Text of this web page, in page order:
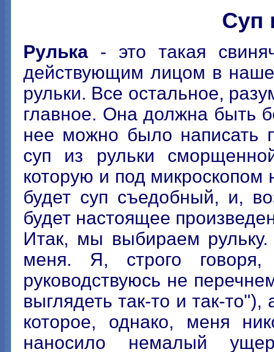
Суп
Рулька - это такая
действующим лицом в
рульки. Все остальное,
главное. Она должна быть
нее можно было написать
суп из рульки
которую и под микроскопом
будет суп съедобный, и,
будет настоящее
Итак, мы выбираем
меня. Я, строго
руководствуюсь не
выглядеть так-то и так-
которое, однако, меня
наносило немалый